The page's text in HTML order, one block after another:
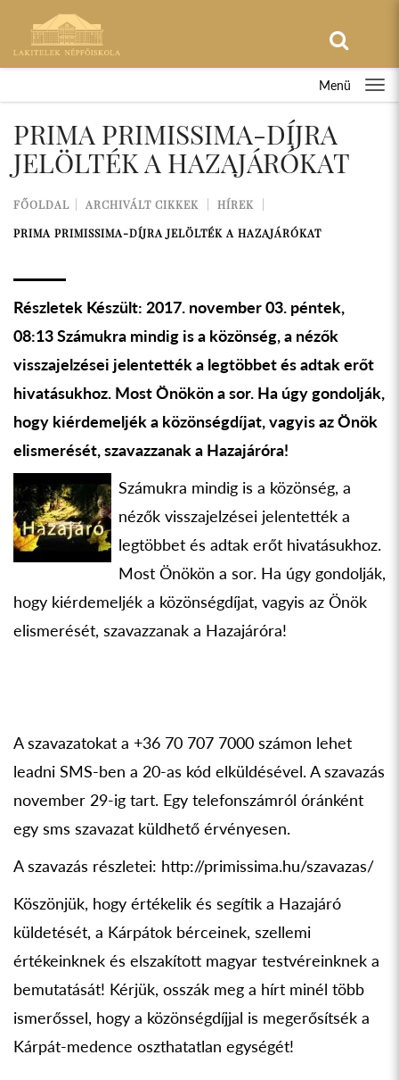
Menü
PRIMA PRIMISSIMA-DÍJRA
JELÖLTÉK A HAZAJÁRÓKAT
FŐOLDAL ARCHIVÁLT CIKKEK
HÍREK
PRIMA PRIMISSIMA-DÍJRA JELÖLTÉK A HAZAJÁRÓKAT
Részletek Készült: 2017. november 03. péntek,
08:13 Számukra mindig is a közönség, a nézők
visszajelzései jelentették a legtöbbet és adtak erőt
hivatásukhoz. Most Önökön a sor. Ha úgy gondolják,
hogy kiérdemeljék a közönségdíjat, vagyis az Önök
elismerését, szavazzanak a Hazajáróra!
Számukra mindig is a közönség, a
nézők visszajelzései jelentették a
legtöbbet és adtak erőt hivatásukhoz.
Most Önökön a sor. Ha úgy gondolják,
hogy kiérdemeljék a közönségdíjat, vagyis az Önök
elismerését, szavazzanak a Hazajáróra!
A szavazatokat a +36 70 707 7000 számon lehet
leadni SMS-ben a 20-as kód elküldésével. A szavazás
november 29-ig tart. Egy telefonszámról óránként
egy sms szavazat küldhető érvényesen.
A szavazás részletei: http://primissima.hu/szavazas/
Köszönjük, hogy értékelik és segítik a Hazajáró
küldetését, a Kárpátok bérceinek, szellemi
értékeinknek és elszakított magyar testvéreinknek a
bemutatását! Kérjük, osszák meg a hírt minél több
ismerőssel, hogy a közönségdíjjal is megerősítsék a
Kárpát-medence oszthatatlan egységét!